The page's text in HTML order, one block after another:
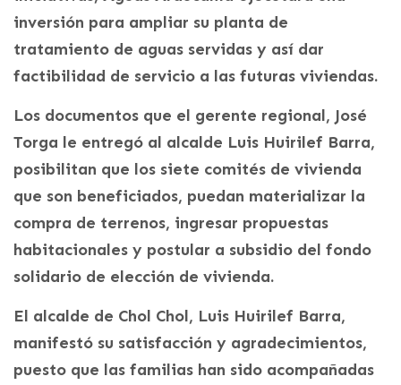
inversión para ampliar su planta de
tratamiento de aguas servidas y así dar
factibilidad de servicio a las futuras viviendas.
Los documentos que el gerente regional, José
Torga le entregó al alcalde Luis Huirilef Barra,
posibilitan que los siete comités de vivienda
que son beneficiados, puedan materializar la
compra de terrenos, ingresar propuestas
habitacionales y postular a subsidio del fondo
solidario de elección de vivienda.
El alcalde de Chol Chol, Luis Huirilef Barra,
manifestó su satisfacción y agradecimientos,
puesto que las familias han sido acompañadas